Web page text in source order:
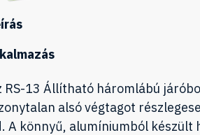
RS-13 Állítható háromlábú
alsó végtagot
A könnyű, alumíniumból